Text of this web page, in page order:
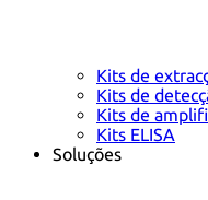
Kits de
Kits de
Kits de
Kits ELISA
Soluções